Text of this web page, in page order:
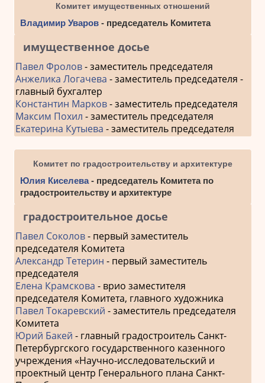
Комитет имущественных отношений
Владимир Уваров- председатель Комитета
имущественное досье
Павел Фролов- заместитель председателя
Анжелика Логачева - заместитель председателя -
главный бухгалтер
Константин Марков- заместитель председателя
Максим Похил - заместитель председателя
Екатерина Кутыева - заместитель председателя
Комитет по градостроительству и архитектуре
Юлия Киселева- председатель Комитета по
градостроительству и архитектуре
градостроительное досье
Павел Соколов- первый заместитель
председателя Комитета
Александр Тетерин - первый заместитель
председателя
Елена Крамскова - врио заместителя
председателя Комитета, главного художника
Павел Токаревский - заместитель председателя
Комитета
Юрий Бакей - главный градостроитель Санкт-
Петербургского государственного казенного
учреждения «Научно-исследовательский и
проектный центр Генерального плана Санкт-